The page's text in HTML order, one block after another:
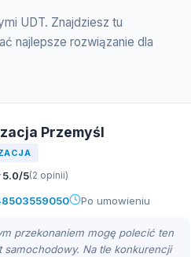
UDT. Znajdziesz tu
najlepsze rozwiązanie dla
Przemyśl
5.0/5(2 opinii)
Po umowieniu
przekonaniem mogę polecić ten
samochodowy. Na tle konkurencji